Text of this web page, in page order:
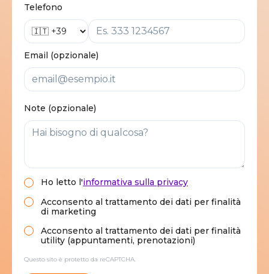
Telefono
Email (opzionale)
Note (opzionale)
Ho letto l'informativa sulla privacy
Acconsento al trattamento dei dati per finalità
di marketing
Acconsento al trattamento dei dati per finalità
utility (appuntamenti, prenotazioni)
Questo sito è protetto da reCAPTCHA.